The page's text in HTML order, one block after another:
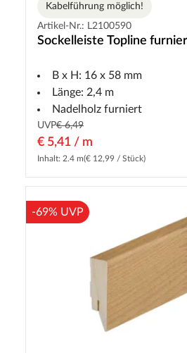
Kabelführung möglich!
Artikel-Nr.: L2100590
Sockelleiste Topline
B x H: 16 x 58 mm
Länge: 2,4 m
Nadelholz furniert
UVP€ 6,49
€ 5,41 / m
Inhalt: 2.4 m(€ 12,99 / Stück)
-69% UVP